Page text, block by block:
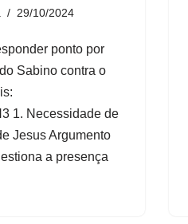
29/10/2024
ponto por
Sabino contra o
1. Necessidade de
Jesus Argumento
a presença